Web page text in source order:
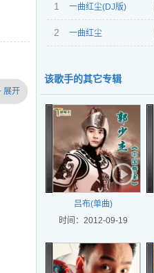
展开
1
一曲红尘(DJ版)
2
一曲红尘
该歌手的其它专辑
吕布(单曲)
时间：2012-09-19